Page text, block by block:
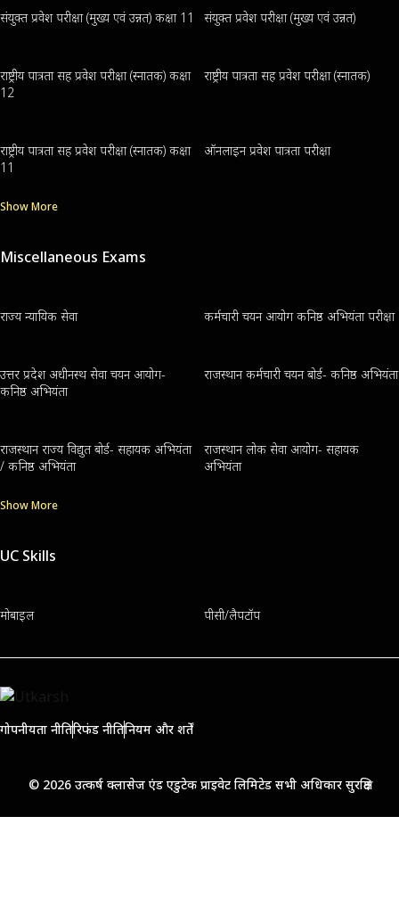
संयुक्त प्रवेश परीक्षा (मुख्य एवं उन्नत) कक्षा 11 संयुक्त प्रवेश परीक्षा (मुख्य एवं उन्नत)
राष्ट्रीय पात्रता सह प्रवेश परीक्षा (स्नातक) कक्षा
12
राष्ट्रीय पात्रता सह प्रवेश परीक्षा (स्नातक)
राष्ट्रीय पात्रता सह प्रवेश परीक्षा (स्नातक) कक्षा
11
ऑनलाइन प्रवेश पात्रता परीक्षा
Show More
Miscellaneous Exams
राज्य न्यायिक सेवा कर्मचारी चयन आयोग कनिष्ठ अभियंता परीक्षा
उत्तर प्रदेश अधीनस्थ सेवा चयन आयोग-
कनिष्ठ अभियंता
राजस्थान कर्मचारी चयन बोर्ड- कनिष्ठ अभियंता
राजस्थान राज्य विद्युत बोर्ड- सहायक अभियंता
/ कनिष्ठ अभियंता
राजस्थान लोक सेवा आयोग- सहायक
अभियंता
Show More
UC Skills
मोबाइल पीसी/लैपटॉप
गोपनीयता नीतिरिफंड नीतिनियम और शर्तें
© 2026 उत्कर्ष क्लासेज एंड एडुटेक प्राइवेट लिमिटेड सभी अधिकार सुरक्षित